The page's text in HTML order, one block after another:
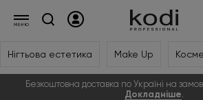
Нігтьова естетика Make Up
Безкоштовна доставка по Україні на
Докладніше.